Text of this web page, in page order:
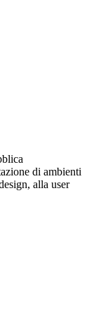
di ambienti
alla user